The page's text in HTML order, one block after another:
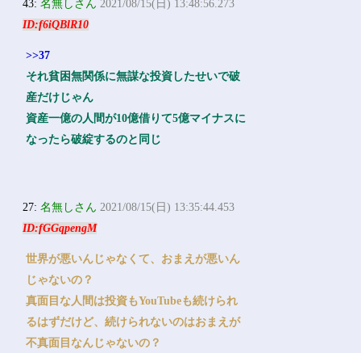
43:名無しさん 2021/08/15(日) 13:48:56.273
ID:f6iQBlR10
>>37
それ貧困無関係に無謀な投資したせいで破
産だけじゃん
資産一億の人間が10億借りて5億マイナスに
なったら破綻するのと同じ
27:名無しさん 2021/08/15(日) 13:35:44.453
ID:fGGqpengM
世界が悪いんじゃなくて、おまえが悪いん
じゃないの？
真面目な人間は投資もYouTubeも続けられ
るはずだけど、続けられないのはおまえが
不真面目なんじゃないの？